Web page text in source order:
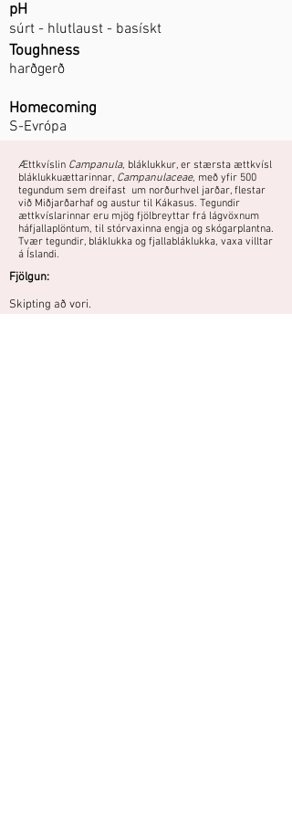
pH
súrt - hlutlaust - basískt
Toughness
harðgerð
Homecoming
S-Evrópa
Ættkvíslin Campanula, bláklukkur, er stærsta ættkvísl
bláklukkuættarinnar, Campanulaceae, með yfir 500
tegundum sem dreifast um norðurhvel jarðar, flestar
við Miðjarðarhaf og austur til Kákasus. Tegundir
ættkvíslarinnar eru mjög fjölbreyttar frá lágvöxnum
háfjallaplöntum, til stórvaxinna engja og skógarplantna.
Tvær tegundir, bláklukka og fjallabláklukka, vaxa villtar
á Íslandi.
Fjölgun:
Skipting að vori.